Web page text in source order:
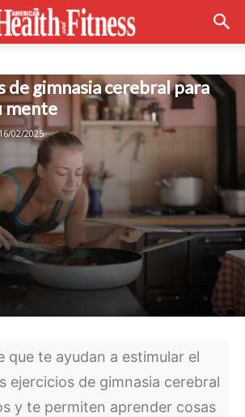
de gimnasia cerebral para
mente
02/2025
que te ayudan a estimular el
ejercicios de gimnasia cerebral
y te permiten aprender cosas